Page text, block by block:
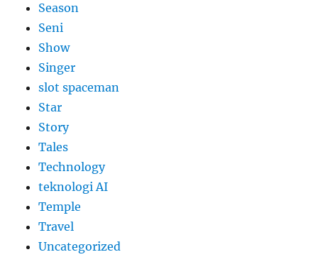
Season
Seni
Show
Singer
slot spaceman
Star
Story
Tales
Technology
teknologi AI
Temple
Travel
Uncategorized